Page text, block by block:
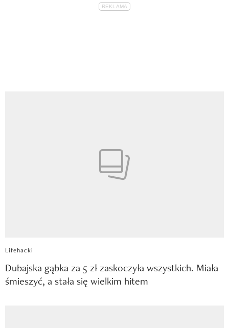
Lifehacki
Dubajska gąbka za 5 zł zaskoczyła wszystkich. Miała
śmieszyć, a stała się wielkim hitem